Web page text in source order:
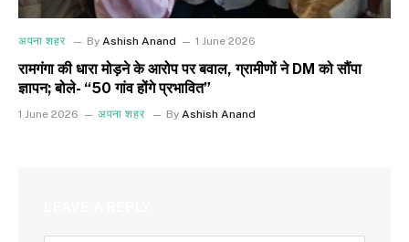
अपना शहर By Ashish Anand 1 June 2026
रामगंगा की धारा मोड़ने के आरोप पर बवाल, ग्रामीणों ने DM को सौंपा
ज्ञापन; बोले- “50 गांव होंगे प्रभावित”
1 June 2026 अपना शहर By Ashish Anand